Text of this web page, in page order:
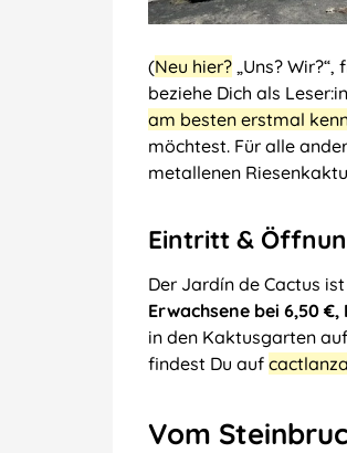
(Neu hier? „Uns?
beziehe Dich als
am besten erstmal
möchtest. Für alle
metallenen
Eintritt &
Der Jardín de Cactus ist
Erwachsene bei 6,50
in den Kaktusgarten
findest Du auf
Vom